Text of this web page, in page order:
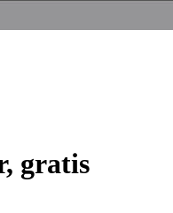
gratis